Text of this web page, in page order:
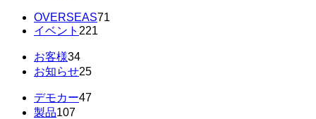
OVERSEAS71
イベント 221
お客様34
お知らせ25
デモカー47
製品107